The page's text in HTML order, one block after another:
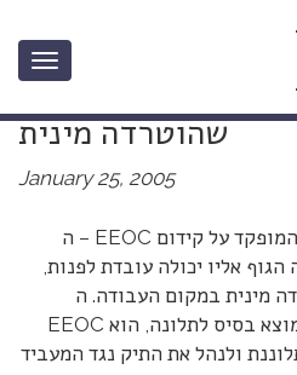
Toggle
לפועלת חקלאית
שהוטרדה מינית
January 25, 2005
ה – EEOC הוא הגוף הפדרלי האמריקאי המופקד על קידום
הגוף אליו יכולה עובדת לפנות,
מינית במקום העבודה. ה –
EEOC עורך חקירה משלו, ואם הוא מוצא בסיס לתלונה, הוא
ולנהל את התיק נגד המעביד